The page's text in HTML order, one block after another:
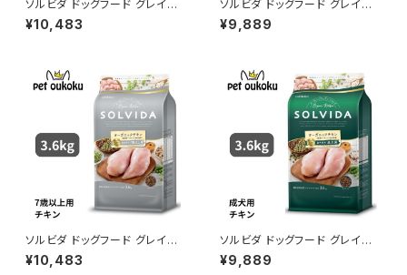
ソルビダ ドッグフード グレイン
フリー ターキー 室内飼育全年
齢対応 3.6kg 45623120146
¥10,483
ソルビダ ドッグフード グレイン
フリー チキン 室内飼育体重管
理用 3.6kg 4562312014596
¥9,889
ソルビダ ドッグフード グレイン
フリー チキン 室内飼育7歳以上
用 3.6kg 4562312014534
¥10,483
ソルビダ ドッグフード グレイン
フリー チキン 室内飼育成犬用
3.6kg 4562312014466
¥9,889